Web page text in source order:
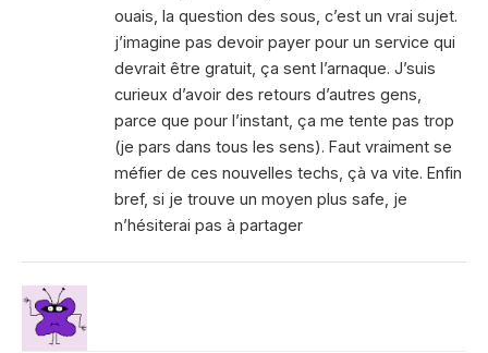
ouais, la question des sous, c’est un vrai sujet.
j’imagine pas devoir payer pour un service qui
devrait être gratuit, ça sent l’arnaque. J’suis
curieux d’avoir des retours d’autres gens,
parce que pour l’instant, ça me tente pas trop
(je pars dans tous les sens). Faut vraiment se
méfier de ces nouvelles techs, çà va vite. Enfin
bref, si je trouve un moyen plus safe, je
n’hésiterai pas à partager